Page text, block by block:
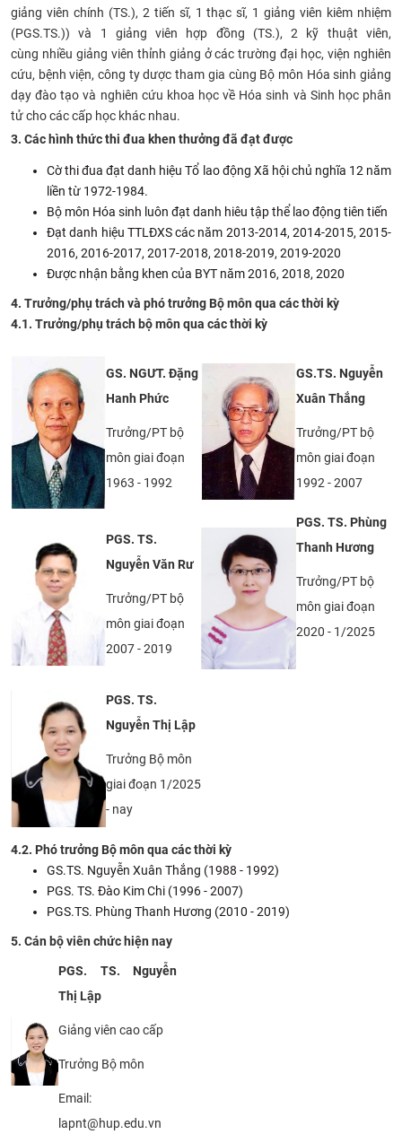
giảng viên chính (TS.), 2 tiến sĩ, 1 thạc sĩ, 1 giảng viên kiêm nhiệm
(PGS.TS.)) và 1 giảng viên hợp đồng (TS.), 2 kỹ thuật viên,
cùng nhiều giảng viên thỉnh giảng ở các trường đại học, viện nghiên
cứu, bệnh viện, công ty dược tham gia cùng Bộ môn Hóa sinh giảng
dạy đào tạo và nghiên cứu khoa học về Hóa sinh và Sinh học phân
tử cho các cấp học khác nhau.
3. Các hình thức thi đua khen thưởng đã đạt được
Cờ thi đua đạt danh hiệu Tổ lao động Xã hội chủ nghĩa 12 năm
liền từ 1972-1984.
Bộ môn Hóa sinh luôn đạt danh hiêu tập thể lao động tiên tiến
Đạt danh hiệu TTLĐXS các năm 2013-2014, 2014-2015, 2015-
2016, 2016-2017, 2017-2018, 2018-2019, 2019-2020
Được nhận bằng khen của BYT năm 2016, 2018, 2020
4. Trưởng/phụ trách và phó trưởng Bộ môn qua các thời kỳ
4.1. Trưởng/phụ trách bộ môn qua các thời kỳ
GS. NGƯT. Đặng
Hanh Phức
Trưởng/PT bộ
môn giai đoạn
1963 - 1992
GS.TS. Nguyễn
Xuân Thắng
Trưởng/PT bộ
môn giai đoạn
1992 - 2007
PGS. TS.
Nguyễn Văn Rư
Trưởng/PT bộ
môn giai đoạn
2007 - 2019
PGS. TS. Phùng
Thanh Hương
Trưởng/PT bộ
môn giai đoạn
2020 - 1/2025
PGS. TS.
Nguyễn Thị Lập
Trưởng Bộ môn
giai đoạn 1/2025
- nay
4.2. Phó trưởng Bộ môn qua các thời kỳ
GS.TS. Nguyễn Xuân Thắng (1988 - 1992)​
PGS. TS. Đào Kim Chi (1996 - 2007)
PGS.TS. Phùng Thanh Hương (2010 - 2019)
5. Cán bộ viên chức hiện nay
PGS. TS. Nguyễn
Thị Lập
Giảng viên cao cấp
Trưởng Bộ môn
Email:
lapnt@hup.edu.vn